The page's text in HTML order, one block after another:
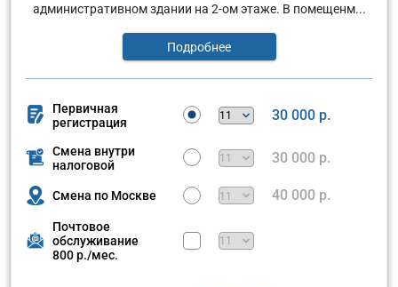
административном здании на 2-ом этаже. В помещенм...
Подробнее
Первичная
регистрация
30 000 р.
Смена внутри
налоговой
30 000 р.
Смена по Москве 40 000 р.
Почтовое
обслуживание
800 р./мес.